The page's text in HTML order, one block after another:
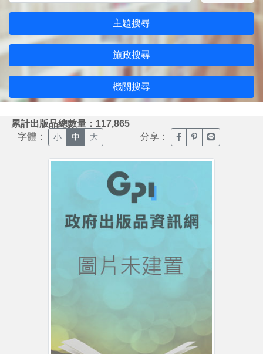
主題搜尋
施政搜尋
機關搜尋
累計出版品總數量：117,865
字體： 小 中 大 分享： 臉書分享(另開新視窗)
噗浪分享(另開新
Line分享(另